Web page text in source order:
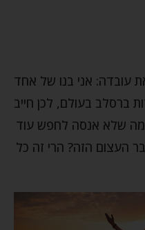
עובדה: אני בנו של אחד
ברסלב בעולם, לכן חייב
שלא אנסה לחפש עוד
העצום הזה? הרי זה כל